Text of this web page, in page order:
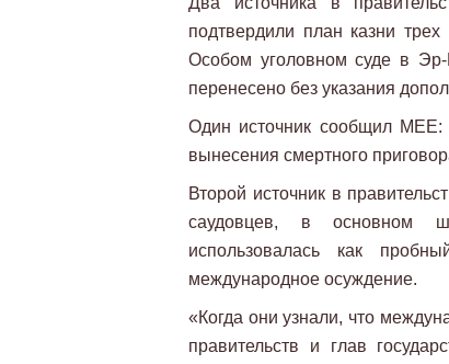
подтвердили план казни
Особом уголовном суде в
перенесено без указания
Один источник сообщил
вынесения смертного
Второй источник в
саудовцев, в основном
использовалась как
международное осуждение.
«Когда они узнали, что
правительств и глав